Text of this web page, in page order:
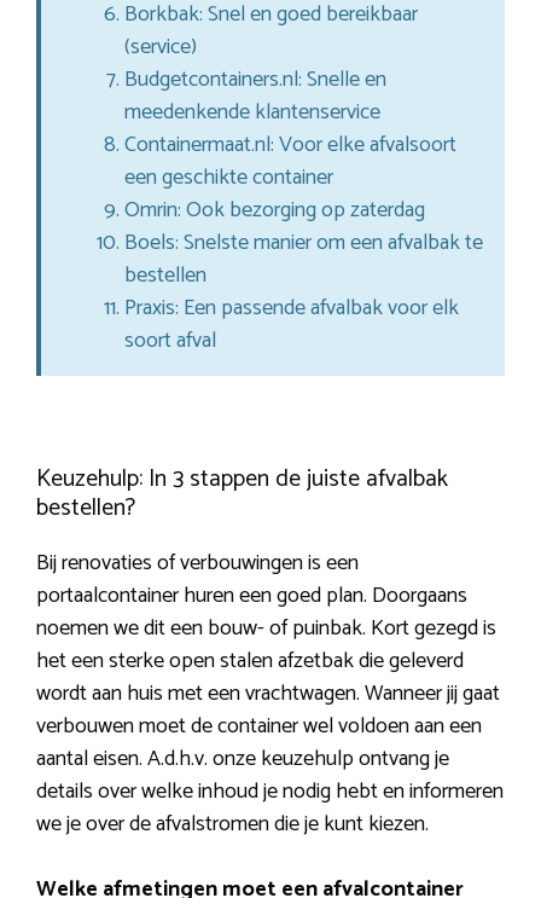
Borkbak: Snel en goed bereikbaar
(service)
Budgetcontainers.nl: Snelle en
meedenkende klantenservice
Containermaat.nl: Voor elke afvalsoort
een geschikte container
Omrin: Ook bezorging op zaterdag
Boels: Snelste manier om een afvalbak te
bestellen
Praxis: Een passende afvalbak voor elk
soort afval
Keuzehulp: In 3 stappen de juiste afvalbak
bestellen?
Bij renovaties of verbouwingen is een
portaalcontainer huren een goed plan. Doorgaans
noemen we dit een bouw- of puinbak. Kort gezegd is
het een sterke open stalen afzetbak die geleverd
wordt aan huis met een vrachtwagen. Wanneer jij gaat
verbouwen moet de container wel voldoen aan een
aantal eisen. A.d.h.v. onze keuzehulp ontvang je
details over welke inhoud je nodig hebt en informeren
we je over de afvalstromen die je kunt kiezen.
Welke afmetingen moet een afvalcontainer